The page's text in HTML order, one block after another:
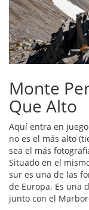
Monte
Que Alto
Aquí entra en
no es el más alto
sea el más
Situado en el
sur es una de las
de Europa. Es una
junto con el